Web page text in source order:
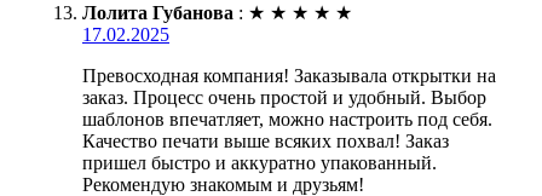
Лолита Губанова : ★ ★ ★ ★ ★
17.02.2025
Превосходная компания! Заказывала открытки на
заказ. Процесс очень простой и удобный. Выбор
шаблонов впечатляет, можно настроить под себя.
Качество печати выше всяких похвал! Заказ
пришел быстро и аккуратно упакованный.
Рекомендую знакомым и друзьям!